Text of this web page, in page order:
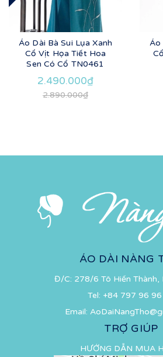
Áo Dài Bà Sui Lụa Xanh
Cổ Vịt Họa Tiết Hoa
Sen Có Cổ TN0461
2.490.000₫
2.890.000₫
Áo
ÁO DÀI NÀNG
Đ/C: 278/6 Tô Hiến Thành,
Tel: +84 797 96
Email:
TRỢ GIÚP
HƯỚNG DẪN MUA